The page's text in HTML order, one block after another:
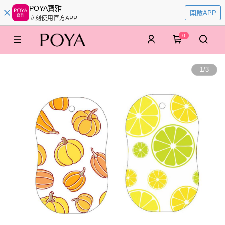
POYA寶雅
立刻使用官方APP
開啟APP
0
1/3